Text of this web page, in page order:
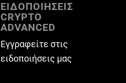
ΕΙΔΟΠΟΙΗΣΕΙΣ
CRYPTO
ADVANCED
Εγγραφείτε στις
ειδοποιήσεις μας